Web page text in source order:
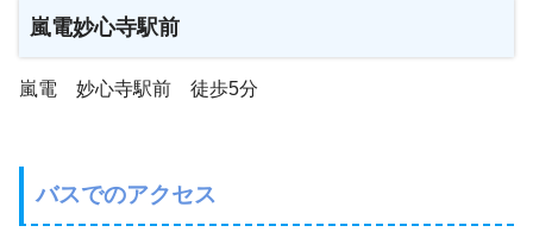
嵐電妙心寺駅前
嵐電 妙心寺駅前 徒歩5分
バスでのアクセス